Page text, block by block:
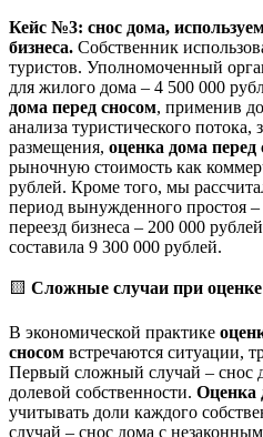
Кейс №3: снос дома,
бизнеса. Собственник
туристов. Уполномоченный
для жилого дома – 4 500 000
дома перед сносом, применив
анализа туристического потока,
размещения, оценка дома перед
рыночную стоимость как
рублей. Кроме того, мы
период вынужденного простоя
переезд бизнеса – 200 000
составила 9 300 000 рублей.
🟨 Сложные случаи при оценке
В экономической практике
сносом встречаются ситуации,
Первый сложный случай – снос
долевой собственности. Оценка
учитывать доли каждого
случай – снос дома с